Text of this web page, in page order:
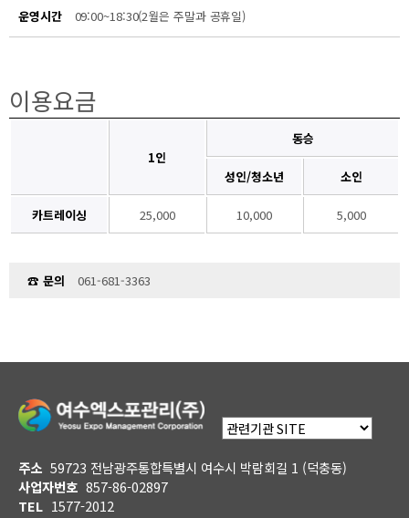
운영시간 09:00~18:30(2월은 주말과 공휴일)
이용요금
1인
동승
성인/청소년 소인
카트레이싱 25,000 10,000 5,000
☎ 문의 061-681-3363
주소 59723 전남광주통합특별시 여수시 박람회길 1 (덕충동)
사업자번호 857-86-02897
TEL 1577-2012